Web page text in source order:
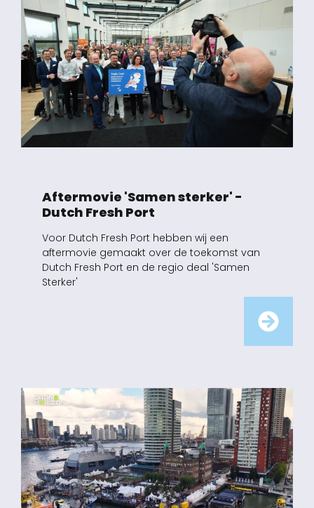
Aftermovie 'Samen sterker' -
Dutch Fresh Port
Voor Dutch Fresh Port hebben wij een
aftermovie gemaakt over de toekomst van
Dutch Fresh Port en de regio deal 'Samen
Sterker'